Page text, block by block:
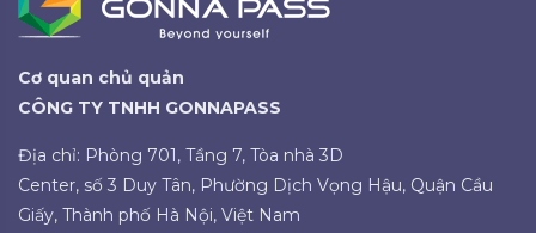
Cơ quan chủ quản
CÔNG TY TNHH GONNAPASS
Địa chỉ: Phòng 701, Tầng 7, Tòa nhà 3D
Center, số 3 Duy Tân, Phường Dịch Vọng Hậu, Quận Cầu
Giấy, Thành phố Hà Nội, Việt Nam